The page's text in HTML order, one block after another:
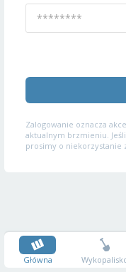
Zalogowanie oznacza
aktualnym brzmieniu.
prosimy o niekorzystanie
Główna